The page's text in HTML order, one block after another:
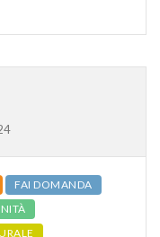
FAI DOMANDA